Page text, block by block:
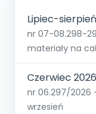
Lipiec-
nr 07-08.298-
materiały na
Czerwiec 2026
nr 06.297/2026
wrzesień